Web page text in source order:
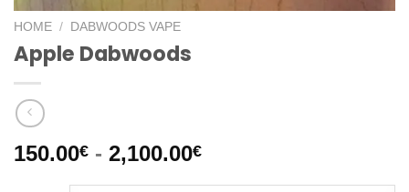
HOME / DABWOODS VAPE​
Apple Dabwoods
150.00€ - 2,100.00€Prijsklasse: